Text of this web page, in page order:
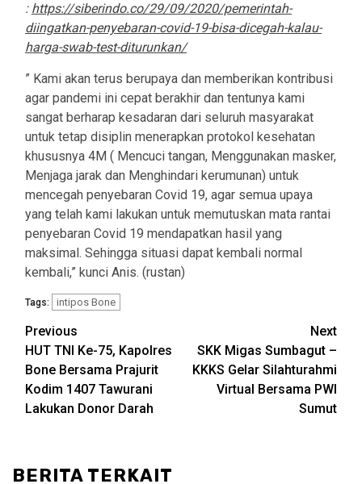
: https://siberindo.co/29/09/2020/pemerintah-
diingatkan-penyebaran-covid-19-bisa-dicegah-kalau-
harga-swab-test-diturunkan/
” Kami akan terus berupaya dan memberikan kontribusi
agar pandemi ini cepat berakhir dan tentunya kami
sangat berharap kesadaran dari seluruh masyarakat
untuk tetap disiplin menerapkan protokol kesehatan
khususnya 4M ( Mencuci tangan, Menggunakan masker,
Menjaga jarak dan Menghindari kerumunan) untuk
mencegah penyebaran Covid 19, agar semua upaya
yang telah kami lakukan untuk memutuskan mata rantai
penyebaran Covid 19 mendapatkan hasil yang
maksimal. Sehingga situasi dapat kembali normal
kembali,” kunci Anis. (rustan)
Tags: intipos Bone
Post
navigation
Previous
HUT TNI Ke-75, Kapolres
Bone Bersama Prajurit
Kodim 1407 Tawurani
Lakukan Donor Darah
Next
SKK Migas Sumbagut –
KKKS Gelar Silahturahmi
Virtual Bersama PWI
Sumut
BERITA TERKAIT